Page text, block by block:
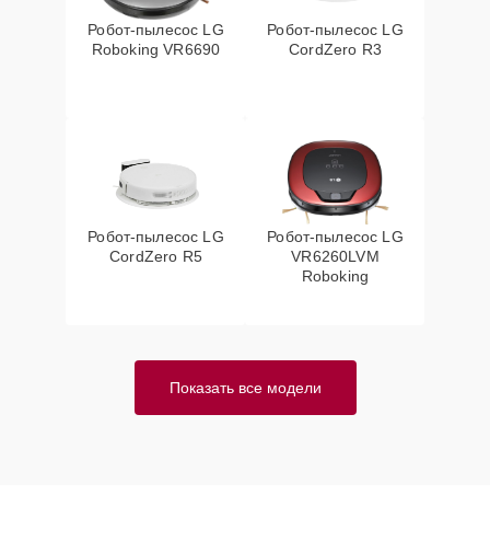
Робот-пылесос LG
Roboking VR6690
Робот-пылесос LG
CordZero R3
Робот-пылесос LG
CordZero R5
Робот-пылесос LG
VR6260LVM
Roboking
Показать все модели